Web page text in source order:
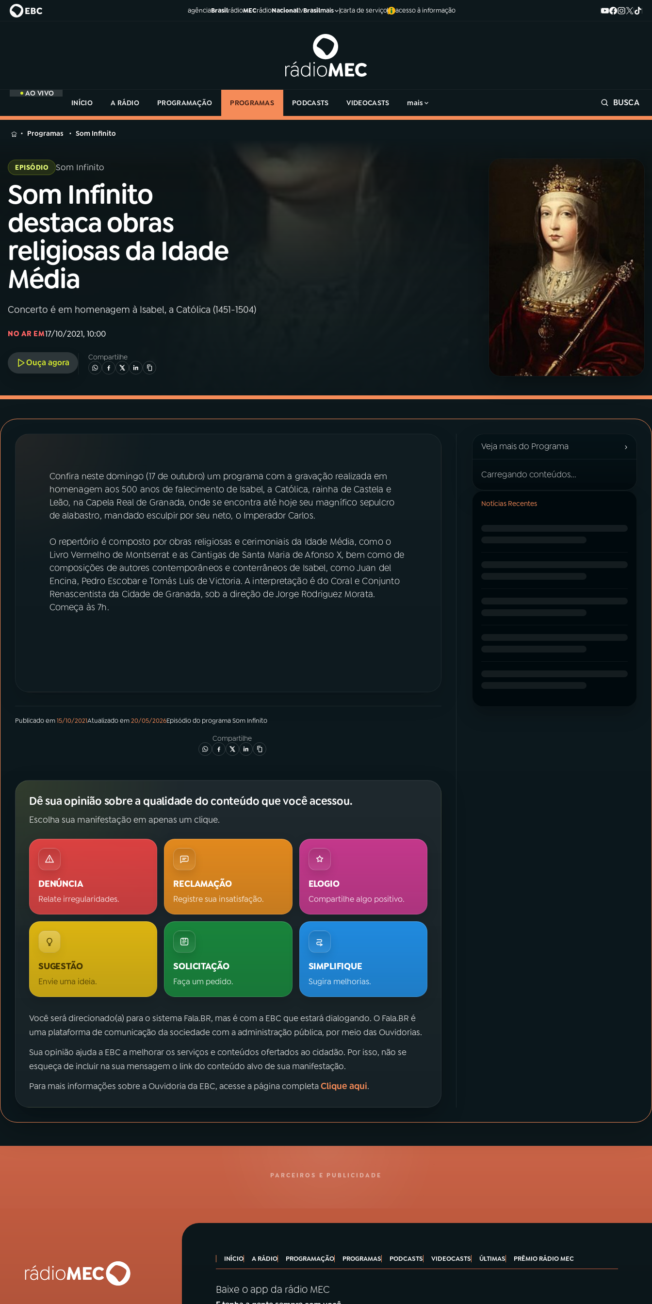
agênciaBrasilrádioMECrádioNacionaltvBrasilmais carta de serviço acesso à informação
AO VIVO
INÍCIO
A RÁDIO PROGRAMAÇÃO PROGRAMAS PODCASTS VIDEOCASTS mais BUSCA
MENU
Buscar
na
Rádio
MEC
Início
01 INÍCIO
02A RÁDIO
03PROGRAMAÇÃO
05PODCASTS
ACOMPANHE A RÁDIO MEC
Rádio
Programas Som Infinito
EPISÓDIO Som Infinito
Som Infinito
destaca obras
religiosas da Idade
Média
Concerto é em homenagem à Isabel, a Católica (1451-1504)
NO AR EM17/10/2021, 10:00
Ouça agora
Compartilhe
Confira neste domingo (17 de outubro) um programa com a gravação realizada em
homenagem aos 500 anos de falecimento de Isabel, a Católica, rainha de Castela e
Leão, na Capela Real de Granada, onde se encontra até hoje seu magnífico sepulcro
de alabastro, mandado esculpir por seu neto, o Imperador Carlos.
O repertório é composto por obras religiosas e cerimoniais da Idade Média, como o
Livro Vermelho de Montserrat e as Cantigas de Santa Maria de Afonso X, bem como de
composições de autores contemporâneos e conterrâneos de Isabel, como Juan del
Encina, Pedro Escobar e Tomás Luis de Victoria. A interpretação é do Coral e Conjunto
Renascentista da Cidade de Granada, sob a direção de Jorge Rodriguez Morata.
Começa às 7h.
Publicado em15/10/2021Atualizado em20/05/2026Episódiodo programaSom Infinito
Compartilhe
Dê sua opinião sobre a qualidade do conteúdo que você acessou.
Escolha sua manifestação em apenas um clique.
DENÚNCIA
Relate irregularidades.
RECLAMAÇÃO
Registre sua insatisfação.
ELOGIO
Compartilhe algo positivo.
SUGESTÃO
Envie uma ideia.
SOLICITAÇÃO
Faça um pedido.
SIMPLIFIQUE
Sugira melhorias.
Você será direcionado(a) para o sistema Fala.BR, mas é com a EBC que estará dialogando. O Fala.BR é
uma plataforma de comunicação da sociedade com a administração pública, por meio das Ouvidorias.
Sua opinião ajuda a EBC a melhorar os serviços e conteúdos ofertados ao cidadão. Por isso, não se
esqueça de incluir na sua mensagem o link do conteúdo alvo de sua manifestação.
Para mais informações sobre a Ouvidoria da EBC, acesse a página completaClique aqui.
Veja mais do Programa ›
Carregando conteúdos...
Notícias Recentes
PARCEIROS E PUBLICIDADE
INÍCIO A RÁDIO PROGRAMAÇÃO PROGRAMAS PODCASTS VIDEOCASTS ÚLTIMAS PRÊMIO RÁDIO MEC
Baixe o app da rádio MEC